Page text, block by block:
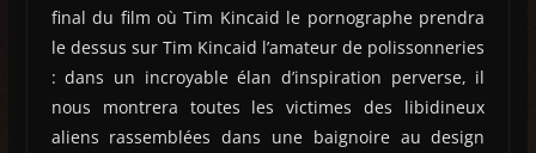
final du film où Tim Kincaid le pornographe prendra
le dessus sur Tim Kincaid l’amateur de polissonneries
: dans un incroyable élan d’inspiration perverse, il
nous montrera toutes les victimes des libidineux
aliens rassemblées dans une baignoire au design